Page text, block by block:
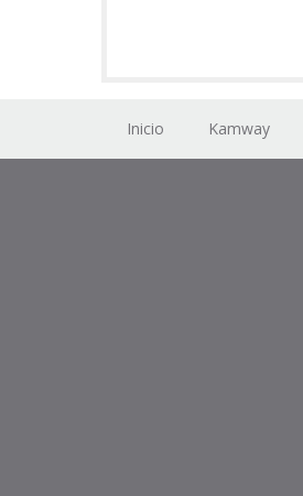
Inicio Kamway